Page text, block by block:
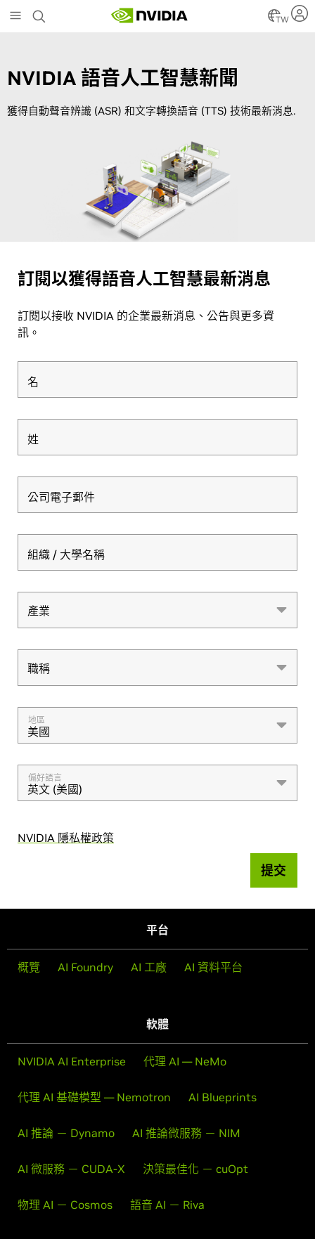
to
TW
NVIDIA 語音人工智慧新聞
獲得自動聲音辨識 (ASR) 和文字轉換語音 (TTS) 技術最新消息.
訂閱以獲得語音人工智慧最新消息
訂閱以接收 NVIDIA 的企業最新消息、公告與更多資
訊。
名
姓
公司電子郵件
組織 / 大學名稱
產業
產業
職稱
職稱
地區
美國
偏好語言
英文 (美國)
NVIDIA 隱私權政策
提交
平台
概覽 AI Foundry AI 工廠 AI 資料平台
軟體
NVIDIA AI Enterprise 代理 AI — NeMo
代理 AI 基礎模型 — Nemotron AI Blueprints
AI 推論 － Dynamo AI 推論微服務 － NIM
AI 微服務 － CUDA-X 決策最佳化 － cuOpt
物理 AI － Cosmos 語音 AI － Riva